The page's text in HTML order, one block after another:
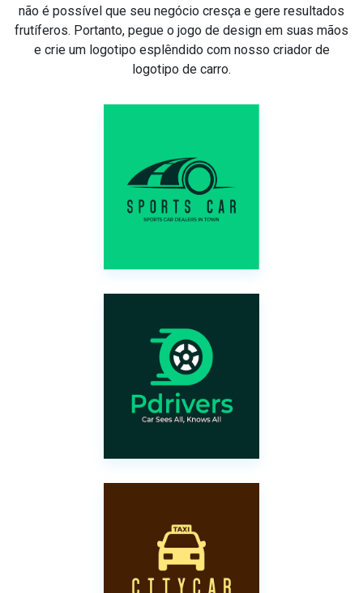
não é possível que seu negócio cresça e gere resultados
frutíferos. Portanto, pegue o jogo de design em suas mãos
e crie um logotipo esplêndido com nosso criador de
logotipo de carro.